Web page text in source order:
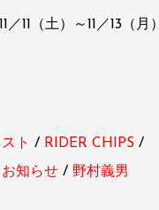
11（土）～11／13（月
ト
RIDER CHIPS
知らせ
野村義男